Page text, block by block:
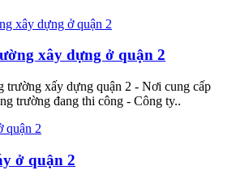
xây dựng ở quận 2
trường xấy dựng quận 2 - Nơi cung cấp
trường đang thi công - Công ty..
ở quận 2